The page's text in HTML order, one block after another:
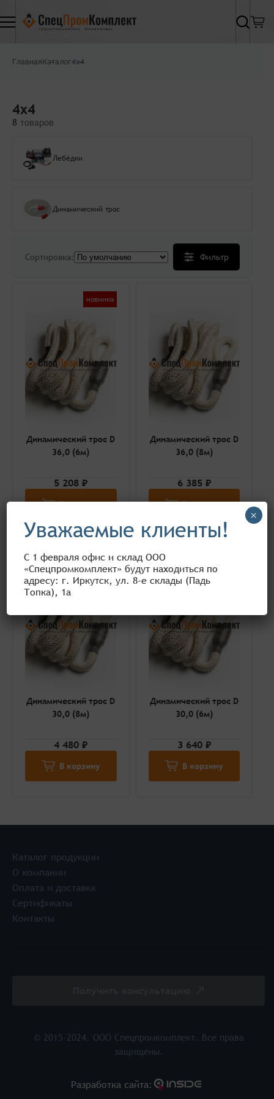
Найти
ГлавнаяКаталог4x4
4x4
8 товаров
Лебёдки
Динамический трос
Фильтр
Сортировка:
новинка
Динамический трос D
36,0 (6м)
5 208 ₽
В корзину
Динамический трос D
36,0 (8м)
6 385 ₽
В корзину
Динамический трос D
30,0 (8м)
4 480 ₽
В корзину
Динамический трос D
30,0 (6м)
3 640 ₽
В корзину
Каталог продукции
О компании
Оплата и доставка
Сертификаты
Контакты
© 2015-2024. ООО Спецпромкомплект. Все права
защищены.
Разработка cайта:
Уважаемые клиенты!
С 1 февраля офис и склад ООО
«Спецпромкомплект» будут находиться по
адресу: г. Иркутск, ул. 8-е склады (Падь
Топка), 1а
×